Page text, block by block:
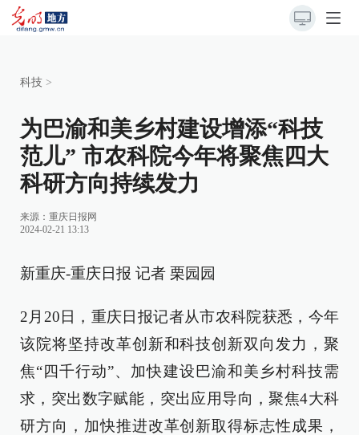
科技 >
为巴渝和美乡村建设增添“科技
范儿” 市农科院今年将聚焦四大
科研方向持续发力
来源： 重庆日报网
2024-02-21 13:13
新重庆-重庆日报 记者 栗园园
2月20日，重庆日报记者从市农科院获悉，今年
该院将坚持改革创新和科技创新双向发力，聚
焦“四千行动”、加快建设巴渝和美乡村科技需
求，突出数字赋能，突出应用导向，聚焦4大科
研方向，加快推进改革创新取得标志性成果，